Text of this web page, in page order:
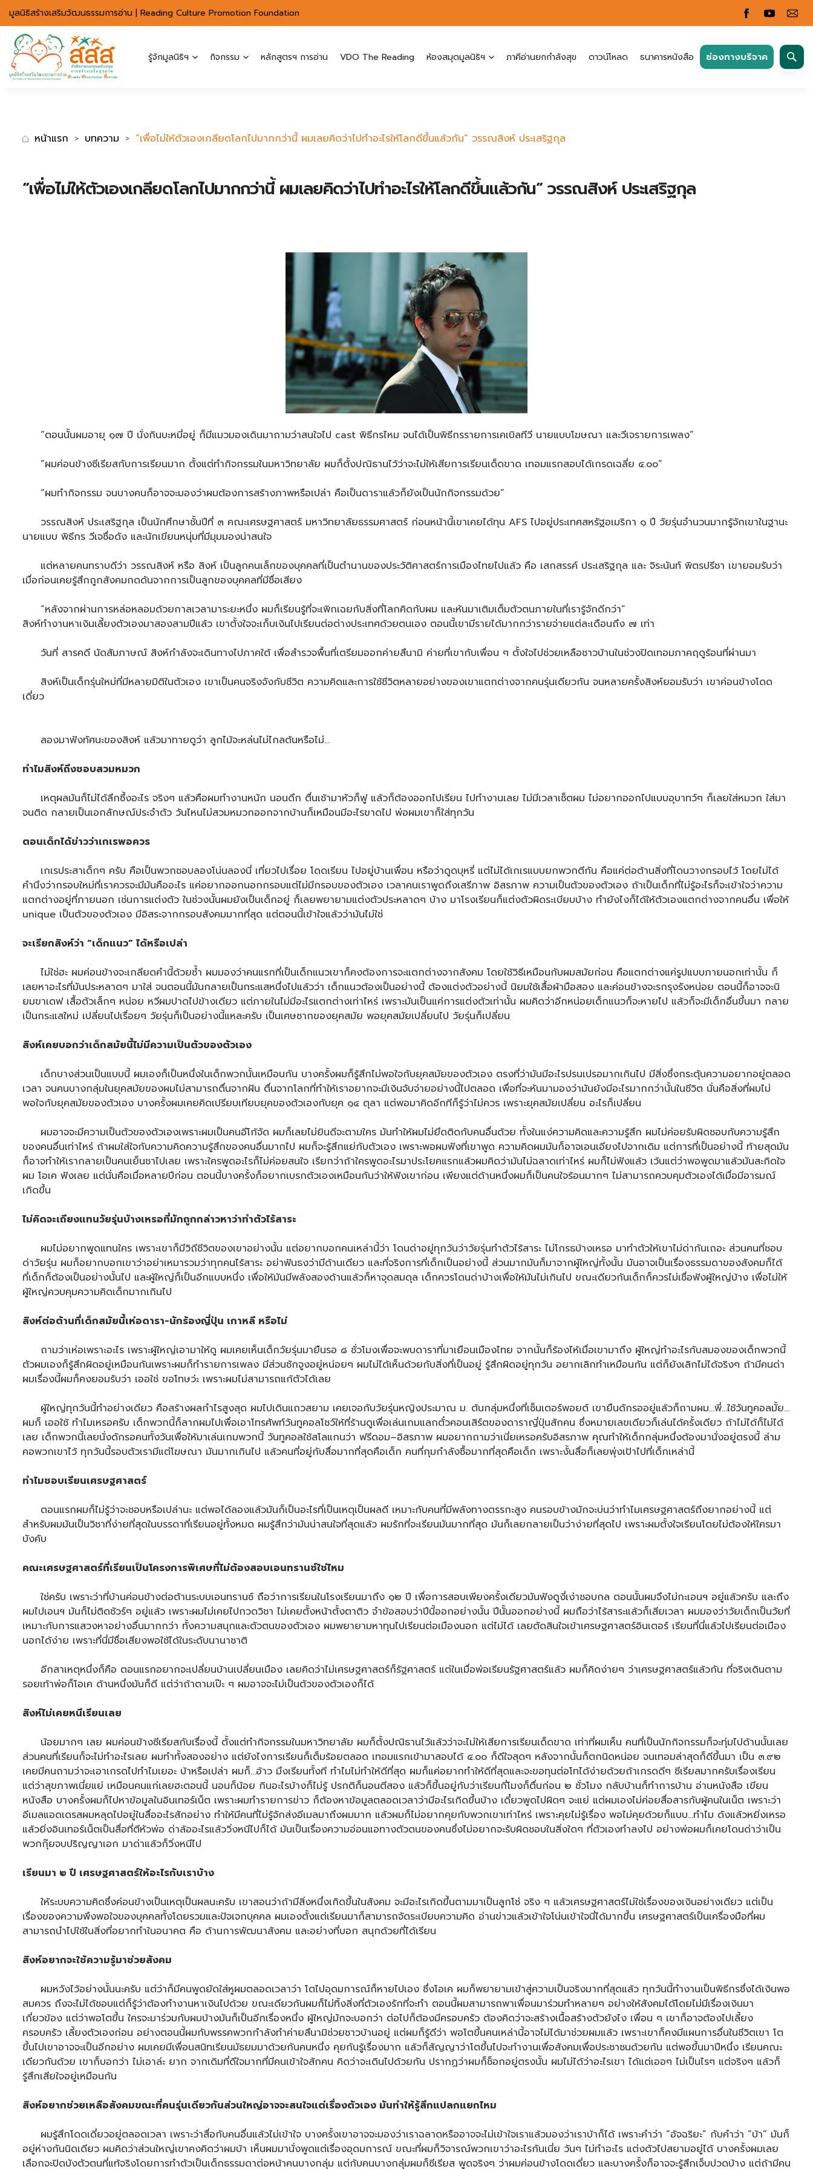
มาตรฐานการเข้าถึงเว็บ WCAG 2.2 AA
มูลนิธิสร้างเสริมวัฒนธรรมการอ่าน | Reading Culture Promotion Foundation
รู้จักมูลนิธิฯ กิจกรรม หลักสูตรฯ การอ่าน VDO The Reading ห้องสมุดมูลนิธิฯ ภาคีอ่านยกกำลังสุข ดาวน์โหลด ธนาคารหนังสือ ช่องทางบริจาค
ค้นหา
หน้าแรก บทความ “เพื่อไม่ให้ตัวเองเกลียดโลกไปมากกว่านี้ ผมเลยคิดว่าไปทำอะไรให้โลกดีขึ้นแล้วกัน” วรรณสิงห์ ประเสริฐกุล
“เพื่อไม่ให้ตัวเองเกลียดโลกไปมากกว่านี้ ผมเลยคิดว่าไปทำอะไรให้โลกดีขึ้นแล้วกัน” วรรณสิงห์ ประเสริฐกุล
“ตอนนั้นผมอายุ ๑๗ ปี นั่งกินบะหมี่อยู่ ก็มีแมวมองเดินมาถามว่าสนใจไป cast พิธีกรไหม จนได้เป็นพิธีกรรายการเคเบิลทีวี นายแบบโฆษณา และวีเจรายการเพลง”
“ผมค่อนข้างซีเรียสกับการเรียนมาก ตั้งแต่ทำกิจกรรมในมหาวิทยาลัย ผมก็ตั้งปณิธานไว้ว่าจะไม่ให้เสียการเรียนเด็ดขาด เทอมแรกสอบได้เกรดเฉลี่ย ๔.๐๐“
“ผมทำกิจกรรม จนบางคนก็อาจจะมองว่าผมต้องการสร้างภาพหรือเปล่า คือเป็นดาราแล้วก็ยังเป็นนักกิจกรรมด้วย”
วรรณสิงห์ ประเสริฐกุล เป็นนักศึกษาชั้นปีที่ ๓ คณะเศรษฐศาสตร์ มหาวิทยาลัยธรรมศาสตร์ ก่อนหน้านี้เขาเคยได้ทุน AFS ไปอยู่ประเทศสหรัฐอเมริกา ๑ ปี วัยรุ่นจำนวนมากรู้จักเขาในฐานะ
นายแบบ พิธีกร วีเจชื่อดัง และนักเขียนหนุ่มที่มีมุมมองน่าสนใจ
แต่หลายคนทราบดีว่า วรรณสิงห์ หรือ สิงห์ เป็นลูกคนเล็กของบุคคลที่เป็นตำนานของประวัติศาสตร์การเมืองไทยไปแล้ว คือ เสกสรรค์ ประเสริฐกุล และ จิระนันท์ พิตรปรีชา เขายอมรับว่า
เมื่อก่อนเคยรู้สึกถูกสังคมกดดันจากการเป็นลูกของบุคคลที่มีชื่อเสียง
“หลังจากผ่านการหล่อหลอมด้วยกาลเวลามาระยะหนึ่ง ผมก็เรียนรู้ที่จะเพิกเฉยกับสิ่งที่โลกคิดกับผม และหันมาเติมเต็มตัวตนภายในที่เรารู้จักดีกว่า”
สิงห์ทำงานหาเงินเลี้ยงตัวเองมาสองสามปีแล้ว เขาตั้งใจจะเก็บเงินไปเรียนต่อต่างประเทศด้วยตนเอง ตอนนี้เขามีรายได้มากกว่ารายจ่ายแต่ละเดือนถึง ๗ เท่า
วันที่ สารคดี นัดสัมภาษณ์ สิงห์กำลังจะเดินทางไปภาคใต้ เพื่อสำรวจพื้นที่เตรียมออกค่ายสึนามิ ค่ายที่เขากับเพื่อน ๆ ตั้งใจไปช่วยเหลือชาวบ้านในช่วงปิดเทอมภาคฤดูร้อนที่ผ่านมา
สิงห์เป็นเด็กรุ่นใหม่ที่มีหลายมิติในตัวเอง เขาเป็นคนจริงจังกับชีวิต ความคิดและการใช้ชีวิตหลายอย่างของเขาแตกต่างจากคนรุ่นเดียวกัน จนหลายครั้งสิงห์ยอมรับว่า เขาค่อนข้างโดด
เดี่ยว
ลองมาฟังทัศนะของสิงห์ แล้วมาทายดูว่า ลูกไม้จะหล่นไม่ไกลต้นหรือไม่…
ทำไมสิงห์ถึงชอบสวมหมวก
เหตุผลมันก็ไม่ได้ลึกซึ้งอะไร จริงๆ แล้วคือผมทำงานหนัก นอนดึก ตื่นเช้ามาหัวก็ฟู แล้วก็ต้องออกไปเรียน ไปทำงานเลย ไม่มีเวลาเซ็ตผม ไม่อยากออกไปแบบอุบาทว์ๆ ก็เลยใส่หมวก ใส่มา
จนติด กลายเป็นเอกลักษณ์ประจำตัว วันไหนไม่สวมหมวกออกจากบ้านก็เหมือนมีอะไรขาดไป พ่อผมเขาก็ใส่ทุกวัน
ตอนเด็กได้ข่าวว่าเกเรพอควร
เกเรประสาเด็กๆ ครับ คือเป็นพวกชอบลองโน่นลองนี่ เที่ยวไปเรื่อย โดดเรียน ไปอยู่บ้านเพื่อน หรือว่าดูดบุหรี่ แต่ไม่ได้เกเรแบบยกพวกตีกัน คือแค่ต่อต้านสิ่งที่โดนวางกรอบไว้ โดยไม่ได้
คำนึงว่ากรอบใหม่ที่เราควรจะมีมันคืออะไร แค่อยากออกนอกกรอบแต่ไม่มีกรอบของตัวเอง เวลาคนเราพูดถึงเสรีภาพ อิสรภาพ ความเป็นตัวของตัวเอง ถ้าเป็นเด็กที่ไม่รู้อะไรก็จะเข้าใจว่าความ
แตกต่างอยู่ที่ภายนอก เช่นการแต่งตัว ในช่วงนั้นผมยังเป็นเด็กอยู่ ก็เลยพยายามแต่งตัวประหลาดๆ บ้าง มาโรงเรียนก็แต่งตัวผิดระเบียบบ้าง ทำยังไงก็ได้ให้ตัวเองแตกต่างจากคนอื่น เพื่อให้
unique เป็นตัวของตัวเอง มีอิสระจากกรอบสังคมมากที่สุด แต่ตอนนี้เข้าใจแล้วว่ามันไม่ใช่
จะเรียกสิงห์ว่า “เด็กแนว” ได้หรือเปล่า
ไม่ใช่ฮะ ผมค่อนข้างจะเกลียดคำนี้ด้วยซ้ำ ผมมองว่าคนแรกที่เป็นเด็กแนวเขาก็คงต้องการจะแตกต่างจากสังคม โดยใช้วิธีเหมือนกับผมสมัยก่อน คือแตกต่างแค่รูปแบบภายนอกเท่านั้น ก็
เลยหาอะไรที่มันประหลาดๆ มาใส่ จนตอนนี้มันกลายเป็นกระแสหนึ่งไปแล้วว่า เด็กแนวต้องเป็นอย่างนี้ ต้องแต่งตัวอย่างนี้ นิยมใช้เสื้อผ้ามือสอง และค่อนข้างจะรกรุงรังหน่อย ตอนนี้ก็อาจจะนิ
ยมขาเดฟ เสื้อตัวเล็กๆ หน่อย หวีผมปาดไปข้างเดียว แต่ภายในไม่มีอะไรแตกต่างเท่าไหร่ เพราะมันเป็นแค่การแต่งตัวเท่านั้น ผมคิดว่าอีกหน่อยเด็กแนวก็จะหายไป แล้วก็จะมีเด็กอื่นขึ้นมา กลาย
เป็นกระแสใหม่ เปลี่ยนไปเรื่อยๆ วัยรุ่นก็เป็นอย่างนี้แหละครับ เป็นเศษซากของยุคสมัย พอยุคสมัยเปลี่ยนไป วัยรุ่นก็เปลี่ยน
สิงห์เคยบอกว่าเด็กสมัยนี้ไม่มีความเป็นตัวของตัวเอง
เด็กบางส่วนเป็นแบบนี้ ผมเองก็เป็นหนึ่งในเด็กพวกนั้นเหมือนกัน บางครั้งผมก็รู้สึกไม่พอใจกับยุคสมัยของตัวเอง ตรงที่ว่ามันมีอะไรปรนเปรอมากเกินไป มีสิ่งซึ่งกระตุ้นความอยากอยู่ตลอด
เวลา จนคนบางกลุ่มในยุคสมัยของผมไม่สามารถตื่นจากฝัน ตื่นจากโลกที่ทำให้เราอยากจะมีเงินจับจ่ายอย่างนี้ไปตลอด เพื่อที่จะหันมามองว่ามันยังมีอะไรมากกว่านั้นในชีวิต นั่นคือสิ่งที่ผมไม่
พอใจกับยุคสมัยของตัวเอง บางครั้งผมเคยคิดเปรียบเทียบยุคของตัวเองกับยุค ๑๔ ตุลา แต่พอมาคิดอีกทีก็รู้ว่าไม่ควร เพราะยุคสมัยเปลี่ยน อะไรก็เปลี่ยน
ผมอาจจะมีความเป็นตัวของตัวเองเพราะผมเป็นคนอีโก้จัด ผมก็เลยไม่ยินดีจะตามใคร มันทำให้ผมไม่ยึดติดกับคนอื่นด้วย ทั้งในแง่ความคิดและความรู้สึก ผมไม่ค่อยรับผิดชอบกับความรู้สึก
ของคนอื่นเท่าไหร่ ถ้าผมใส่ใจกับความคิดความรู้สึกของคนอื่นมากไป ผมก็จะรู้สึกแย่กับตัวเอง เพราะพอผมฟังที่เขาพูด ความคิดผมมันก็อาจเอนเอียงไปจากเดิม แต่การที่เป็นอย่างนี้ ท้ายสุดมัน
ก็อาจทำให้เรากลายเป็นคนเย็นชาไปเลย เพราะใครพูดอะไรก็ไม่ค่อยสนใจ เรียกว่าถ้าใครพูดอะไรมาประโยคแรกแล้วผมคิดว่ามันไม่ฉลาดเท่าไหร่ ผมก็ไม่ฟังแล้ว เว้นแต่ว่าพอพูดมาแล้วมันสะกิดใจ
ผม โอเค ฟังเลย แต่นั่นคือเมื่อหลายปีก่อน ตอนนี้บางครั้งก็อยากเบรกตัวเองเหมือนกันว่าให้ฟังเขาก่อน เพียงแต่ด้านหนึ่งผมก็เป็นคนใจร้อนมากๆ ไม่สามารถควบคุมตัวเองได้เมื่อมีอารมณ์
เกิดขึ้น
ไม่คิดจะเถียงแทนวัยรุ่นบ้างเหรอที่มักถูกกล่าวหาว่าทำตัวไร้สาระ
ผมไม่อยากพูดแทนใคร เพราะเขาก็มีวิถีชีวิตของเขาอย่างนั้น แต่อยากบอกคนเหล่านี้ว่า โดนด่าอยู่ทุกวันว่าวัยรุ่นทำตัวไร้สาระ ไม่โกรธบ้างเหรอ มาทำตัวให้เขาไม่ด่ากันเถอะ ส่วนคนที่ชอบ
ด่าวัยรุ่น ผมก็อยากบอกเขาว่าอย่าเหมารวมว่าทุกคนไร้สาระ อย่าฟันธงว่ามีด้านเดียว และที่จริงการที่เด็กเป็นอย่างนี้ ส่วนมากมันก็มาจากผู้ใหญ่ทั้งนั้น มันอาจเป็นเรื่องธรรมดาของสังคมก็ได้
ที่เด็กก็ต้องเป็นอย่างนั้นไป และผู้ใหญ่ก็เป็นอีกแบบหนึ่ง เพื่อให้มันมีพลังสองด้านแล้วก็หาจุดสมดุล เด็กควรโดนด่าบ้างเพื่อให้มันไม่เกินไป ขณะเดียวกันเด็กก็ควรไม่เชื่อฟังผู้ใหญ่บ้าง เพื่อไม่ให้
ผู้ใหญ่ควบคุมความคิดเด็กมากเกินไป
สิงห์ต่อต้านที่เด็กสมัยนี้เห่อดารา-นักร้องญี่ปุ่น เกาหลี หรือไม่
ถามว่าเห่อเพราะอะไร เพราะผู้ใหญ่เอามาให้ดู ผมเคยเห็นเด็กวัยรุ่นมายืนรอ ๘ ชั่วโมงเพื่อจะพบดาราที่มาเยือนเมืองไทย จากนั้นก็ร้องไห้เมื่อเขามาถึง ผู้ใหญ่ทำอะไรกับสมองของเด็กพวกนี้
ตัวผมเองก็รู้สึกผิดอยู่เหมือนกันเพราะผมก็ทำรายการเพลง มีส่วนชักจูงอยู่หน่อยๆ ผมไม่ได้เห็นด้วยกับสิ่งที่เป็นอยู่ รู้สึกผิดอยู่ทุกวัน อยากเลิกทำเหมือนกัน แต่ก็ยังเลิกไม่ได้จริงๆ ถ้ามีคนด่า
ผมเรื่องนี้ผมก็คงยอมรับว่า เออใช่ ขอโทษว่ะ เพราะผมไม่สามารถแก้ตัวได้เลย
ผู้ใหญ่ทุกวันนี้ทำอย่างเดียว คือสร้างผลกำไรสูงสุด ผมไปเดินแถวสยาม เคยเจอกับวัยรุ่นหญิงประมาณ ม. ต้นกลุ่มหนึ่งที่เซ็นเตอร์พอยต์ เขายืนดักรออยู่แล้วก็ถามผม…พี่…ใช้วันทูคอลมั้ย…
ผมก็ เออใช้ ทำไมเหรอครับ เด็กพวกนี้ก็ลากผมไปเพื่อเอาโทรศัพท์วันทูคอลโชว์ให้ที่ร้านดูเพื่อเล่นเกมแลกตั๋วคอนเสิร์ตของดาราญี่ปุ่นสักคน ซึ่งหมายเลขเดียวก็เล่นได้ครั้งเดียว ถ้าไม่ได้ก็ไม่ได้
เลย เด็กพวกนี้เลยนั่งดักรอคนทั้งวันเพื่อให้มาเล่นเกมพวกนี้ วันทูคอลใช้สโลแกนว่า ฟรีดอม–อิสรภาพ ผมอยากถามว่าเนี่ยเหรอครับอิสรภาพ คุณทำให้เด็กกลุ่มหนึ่งต้องมานั่งอยู่ตรงนี้ ล่าม
คอพวกเขาไว้ ทุกวันนี้รอบตัวเรามีแต่โฆษณา มันมากเกินไป แล้วคนที่อยู่กับสื่อมากที่สุดคือเด็ก คนที่กุมกำลังซื้อมากที่สุดคือเด็ก เพราะงั้นสื่อก็เลยพุ่งเป้าไปที่เด็กเหล่านี้
ทำไมชอบเรียนเศรษฐศาสตร์
ตอนแรกผมก็ไม่รู้ว่าจะชอบหรือเปล่านะ แต่พอได้ลองแล้วมันก็เป็นอะไรที่เป็นเหตุเป็นผลดี เหมาะกับคนที่มีพลังทางตรรกะสูง คนรอบข้างมักจะบ่นว่าทำไมเศรษฐศาสตร์ถึงยากอย่างนี้ แต่
สำหรับผมมันเป็นวิชาที่ง่ายที่สุดในบรรดาที่เรียนอยู่ทั้งหมด ผมรู้สึกว่ามันน่าสนใจที่สุดแล้ว ผมรักที่จะเรียนมันมากที่สุด มันก็เลยกลายเป็นว่าง่ายที่สุดไป เพราะผมตั้งใจเรียนโดยไม่ต้องให้ใครมา
บังคับ
คณะเศรษฐศาสตร์ที่เรียนเป็นโครงการพิเศษที่ไม่ต้องสอบเอนทรานซ์ใช่ไหม
ใช่ครับ เพราะว่าที่บ้านค่อนข้างต่อต้านระบบเอนทรานซ์ ถือว่าการเรียนในโรงเรียนมาถึง ๑๒ ปี เพื่อการสอบเพียงครั้งเดียวมันฟังดูงี่เง่าชอบกล ตอนนั้นผมจึงไม่กะเอนฯ อยู่แล้วครับ และถึง
ผมไปเอนฯ มันก็ไม่ติดชัวร์ๆ อยู่แล้ว เพราะผมไม่เคยไปกวดวิชา ไม่เคยตั้งหน้าตั้งตาติว จำข้อสอบว่าปีนี้ออกอย่างนั้น ปีนั้นออกอย่างนี้ ผมถือว่าไร้สาระแล้วก็เสียเวลา ผมมองว่าวัยเด็กเป็นวัยที่
เหมาะกับการแสวงหาอย่างอื่นมากกว่า ทั้งความสนุกและตัวตนของตัวเอง ผมพยายามหาทุนไปเรียนต่อเมืองนอก แต่ไม่ได้ เลยตัดสินใจเข้าเศรษฐศาสตร์อินเตอร์ เรียนที่นี่แล้วไปเรียนต่อเมือง
นอกได้ง่าย เพราะที่นี่มีชื่อเสียงพอใช้ได้ในระดับนานาชาติ
อีกสาเหตุหนึ่งก็คือ ตอนแรกอยากจะเปลี่ยนบ้านเปลี่ยนเมือง เลยคิดว่าไม่เศรษฐศาสตร์ก็รัฐศาสตร์ แต่ในเมื่อพ่อเรียนรัฐศาสตร์แล้ว ผมก็คิดง่ายๆ ว่าเศรษฐศาสตร์แล้วกัน ที่จริงเดินตาม
รอยเท้าพ่อก็โอเค ด้านหนึ่งมันก็ดี แต่ว่าถ้าตามเป๊ะ ๆ ผมอาจจะไม่เป็นตัวของตัวเองก็ได้
สิงห์ไม่เคยหนีเรียนเลย
น้อยมากๆ เลย ผมค่อนข้างซีเรียสกับเรื่องนี้ ตั้งแต่ทำกิจกรรมในมหาวิทยาลัย ผมก็ตั้งปณิธานไว้แล้วว่าจะไม่ให้เสียการเรียนเด็ดขาด เท่าที่ผมเห็น คนที่เป็นนักกิจกรรมก็จะทุ่มไปด้านนั้นเลย
ส่วนคนที่เรียนก็จะไม่ทำอะไรเลย ผมทำทั้งสองอย่าง แต่ยังไงการเรียนก็เต็มร้อยตลอด เทอมแรกเข้ามาสอบได้ ๔.๐๐ ก็ดีใจสุดๆ หลังจากนั้นก็ตกนิดหน่อย จนเทอมล่าสุดก็ดีขึ้นมา เป็น ๓.๙๒
เคยมีคนถามว่าจะเอาเกรดไปทำไมเยอะ บ้าหรือเปล่า ผมก็…อ้าว มึงเรียนทั้งที ทำไมไม่ทำให้ดีที่สุด ผมก็แค่อยากทำให้ดีที่สุดและจะขอทุนต่อโทได้ง่ายด้วยถ้าเกรดดีๆ ซีเรียสมากครับเรื่องเรียน
แต่ว่าสุขภาพเนี่ยแย่ เหมือนคนแก่เลยฮะตอนนี้ นอนก็น้อย กินอะไรบ้างก็ไม่รู้ ปรกติก็นอนตีสอง แล้วก็ขึ้นอยู่กับว่าเรียนกี่โมงก็ตื่นก่อน ๒ ชั่วโมง กลับบ้านก็ทำการบ้าน อ่านหนังสือ เขียน
หนังสือ บางครั้งผมก็ไปหาข้อมูลในอินเทอร์เน็ต เพราะผมทำรายการข่าว ก็ต้องหาข้อมูลตลอดเวลาว่ามีอะไรเกิดขึ้นบ้าง เดี๋ยวพูดไปผิดๆ จะแย่ แต่ผมเองไม่ค่อยสื่อสารกับผู้คนในเน็ต เพราะว่า
อีเมลแอดเดรสผมหลุดไปอยู่ในสื่ออะไรสักอย่าง ทำให้มีคนที่ไม่รู้จักส่งอีเมลมาถึงผมมาก แล้วผมก็ไม่อยากคุยกับพวกเขาเท่าไหร่ เพราะคุยไม่รู้เรื่อง พอไม่คุยด้วยก็แบบ…ทำไม ดังแล้วหยิ่งเหรอ
แล้วยิ่งอินเทอร์เน็ตเป็นสื่อที่ตีหัวพ่อ ด่าล้ออะไรแล้ววิ่งหนีไปก็ได้ มันเป็นเรื่องความอ่อนแอทางตัวตนของคนซึ่งไม่อยากจะรับผิดชอบในสิ่งใดๆ ที่ตัวเองทำลงไป อย่างพ่อผมก็เคยโดนด่าว่าเป็น
พวกกุ๊ยจบปริญญาเอก มาด่าแล้วก็วิ่งหนีไป
เรียนมา ๒ ปี เศรษฐศาสตร์ให้อะไรกับเราบ้าง
ให้ระบบความคิดซึ่งค่อนข้างเป็นเหตุเป็นผลนะครับ เขาสอนว่าถ้ามีสิ่งหนึ่งเกิดขึ้นในสังคม จะมีอะไรเกิดขึ้นตามมาเป็นลูกโซ่ จริง ๆ แล้วเศรษฐศาสตร์ไม่ใช่เรื่องของเงินอย่างเดียว แต่เป็น
เรื่องของความพึงพอใจของบุคคลทั้งโดยรวมและปัจเจกบุคคล ผมเองตั้งแต่เรียนมาก็สามารถจัดระเบียบความคิด อ่านข่าวแล้วเข้าใจโน่นเข้าใจนี่ได้มากขึ้น เศรษฐศาสตร์เป็นเครื่องมือที่ผม
สามารถนำไปใช้ในสิ่งที่อยากทำในอนาคต คือ ด้านการพัฒนาสังคม และอย่างที่บอก สนุกด้วยที่ได้เรียน
สิงห์อยากจะใช้ความรู้มาช่วยสังคม
ผมหวังไว้อย่างนั้นนะครับ แต่ว่าก็มีคนพูดยัดใส่หูผมตลอดเวลาว่า โตไปอุดมการณ์ก็หายไปเอง ซึ่งโอเค ผมก็พยายามเข้าสู่ความเป็นจริงมากที่สุดแล้ว ทุกวันนี้ทำงานเป็นพิธีกรซึ่งได้เงินพอ
สมควร ถึงจะไม่ได้ชอบแต่ก็รู้ว่าต้องทำงานหาเงินไปด้วย ขณะเดียวกันผมก็ไม่ทิ้งสิ่งที่ตัวเองรักที่จะทำ ตอนนี้ผมสามารถพาเพื่อนมาร่วมทำหลายๆ อย่างให้สังคมได้โดยไม่มีเรื่องเงินมา
เกี่ยวข้อง แต่ว่าพอโตขึ้น ใครจะมาร่วมกับผมบ้างมันก็เป็นอีกเรื่องหนึ่ง ผู้ใหญ่มักจะบอกว่า ต่อไปก็ต้องมีครอบครัว ต้องคิดว่าจะสร้างเนื้อสร้างตัวยังไง เพื่อน ๆ เขาก็อาจต้องไปเลี้ยง
ครอบครัว เลี้ยงตัวเองก่อน อย่างตอนนี้ผมกับพรรคพวกกำลังทำค่ายสึนามิช่วยชาวบ้านอยู่ แต่ผมก็รู้ดีว่า พอโตขึ้นคนเหล่านี้อาจไม่ได้มาช่วยผมแล้ว เพราะเขาก็คงมีแผนการอื่นในชีวิตเขา โต
ขึ้นไปเขาอาจจะเป็นอีกอย่าง ผมเคยมีเพื่อนสนิทเรียนมัธยมมาด้วยกันคนหนึ่ง คุยกันรู้เรื่องมาก แล้วก็สัญญาว่าโตขึ้นไปจะทำงานเพื่อสังคมเพื่อประชาชนด้วยกัน แต่พอขึ้นมาปีหนึ่ง เรียนคณะ
เดียวกันด้วย เขาก็บอกว่า ไม่เอาล่ะ ยาก จากเดิมที่ดีใจมากที่มีคนเข้าใจสักคน คิดว่าจะเดินไปด้วยกัน ปรากฏว่าผมก็ช็อกอยู่ตรงนั้น ผมไม่ได้ว่าอะไรเขา ได้แต่เออๆ ไม่เป็นไรๆ แต่จริงๆ แล้วก็
รู้สึกเสียใจอยู่เหมือนกัน
สิงห์อยากช่วยเหลือสังคมขณะที่คนรุ่นเดียวกันส่วนใหญ่อาจจะสนใจแต่เรื่องตัวเอง มันทำให้รู้สึกแปลกแยกไหม
ผมรู้สึกโดดเดี่ยวอยู่ตลอดเวลา เพราะว่าสื่อกับคนอื่นแล้วไม่เข้าใจ บางครั้งเขาอาจจะมองว่าเราฉลาดหรืออาจจะไม่เข้าใจเราแล้วมองว่าเราบ้าก็ได้ เพราะคำว่า “อัจฉริยะ” กับคำว่า “บ้า” มันก็
อยู่ห่างกันนิดเดียว ผมคิดว่าส่วนใหญ่เขาคงคิดว่าผมบ้า เห็นผมมานั่งพูดแต่เรื่องอุดมการณ์ ขณะที่ผมก็วิจารณ์พวกเขาว่าอะไรกันเนี่ย วันๆ ไม่ทำอะไร แต่งตัวไปสยามอยู่ได้ บางครั้งผมเลย
เลือกจะปิดบังตัวตนที่แท้จริงโดยการทำตัวเป็นเด็กธรรมดาต่อหน้าคนบางกลุ่ม แต่กับคนบางกลุ่มผมก็ซีเรียส พูดจริงๆ ว่าผมค่อนข้างโดดเดี่ยว และบางครั้งก็อาจจะรู้สึกเจ็บปวดบ้าง แต่ถ้ามีคน